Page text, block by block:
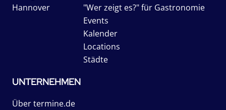
Hannover
"Wer zeigt es?" für Gastronomie
Events
Kalender
Locations
Städte
UNTERNEHMEN
Über termine.de